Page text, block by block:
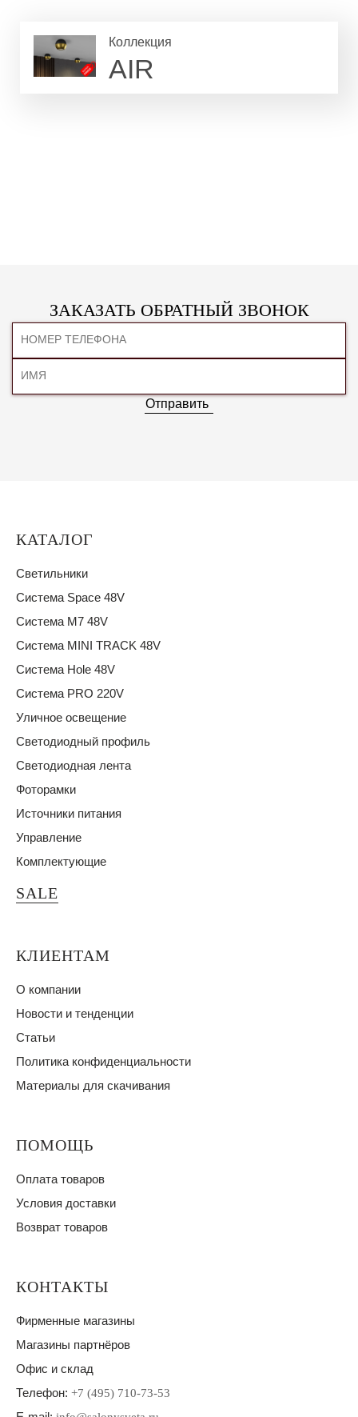
Коллекция
AIR
ЗАКАЗАТЬ ОБРАТНЫЙ ЗВОНОК
Отправить
КАТАЛОГ
Светильники
Система Space 48V
Система M7 48V
Система MINI TRACK 48V
Система Hole 48V
Система PRO 220V
Уличное освещение
Светодиодный профиль
Светодиодная лента
Фоторамки
Источники питания
Управление
Комплектующие
SALE
КЛИЕНТАМ
О компании
Новости и тенденции
Статьи
Политика конфиденциальности
Материалы для скачивания
ПОМОЩЬ
Оплата товаров
Условия доставки
Возврат товаров
КОНТАКТЫ
Фирменные магазины
Магазины партнёров
Офис и склад
Телефон: +7 (495) 710-73-53